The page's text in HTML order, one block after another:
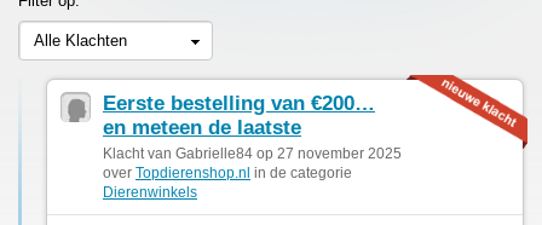
Alle Klachten
Eerste bestelling van €200…
en meteen de laatste
Klacht van Gabrielle84 op 27 november 2025
over Topdierenshop.nl in de categorie
Dierenwinkels